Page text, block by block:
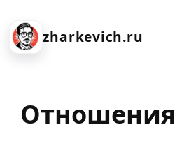
zharkevich.ru
Отношения